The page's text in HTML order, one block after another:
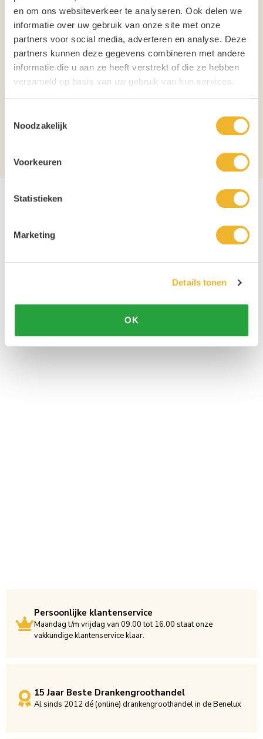
en om ons websiteverkeer te analyseren. Ook delen we
informatie over uw gebruik van onze site met onze
partners voor social media, adverteren en analyse. Deze
partners kunnen deze gegevens combineren met andere
informatie die u aan ze heeft verstrekt of die ze hebben
verzameld op basis van uw gebruik van hun services.
Noodzakelijk
Voorkeuren
Statistieken
Marketing
Details tonen
OK
Kleur: Transparant
Herbruikbaar: Ja
Recyclebaar: Ja
Geschikt voor gebruik op festival evenement of sportkantine of op terras.
Inhoud
25cl
Verpakking
Persoonlijke klantenservice
Maandag t/m vrijdag van 09.00 tot 16.00 staat onze
vakkundige klantenservice klaar.
15 Jaar Beste Drankengroothandel
Al sinds 2012 dé (online) drankengroothandel in de Benelux